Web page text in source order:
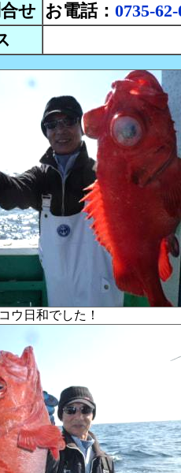
せ お電話： 0735-
ウ日和でした！